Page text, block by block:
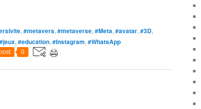
, #metavers, #metaverse, #Meta, #avatar, #3D,
#jeux, #education, #Instagram, #WhatsApp
0